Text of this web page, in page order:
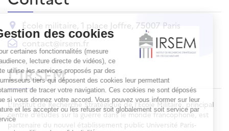
École militaire, 1 place Joffre, 75007 Paris
contact@irsem.fr
L'IRSEM
L’Institut de Recherche Stratégique de l’École Militaire, principal
centre d’études sur la guerre dans le monde francophone, est
partenaire du nouvel établissement public Université Paris-